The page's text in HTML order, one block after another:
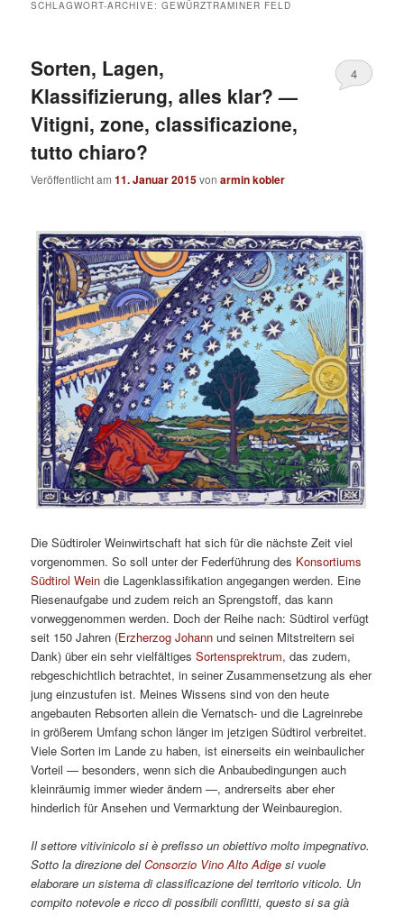
SCHLAGWORT-ARCHIVE:GEWÜRZTRAMINER FELD
Sorten, Lagen,
Klassifizierung, alles klar? —
Vitigni, zone, classificazione,
tutto chiaro?
Veröffentlicht am11. Januar 2015vonarmin kobler
4
Die Südtiroler Weinwirtschaft hat sich für die nächste Zeit viel
vorgenommen. So soll unter der Federführung des Konsortiums
Südtirol Wein die Lagenklassifikation angegangen werden. Eine
Riesenaufgabe und zudem reich an Sprengstoff, das kann
vorweggenommen werden. Doch der Reihe nach: Südtirol verfügt
seit 150 Jahren (Erzherzog Johann und seinen Mitstreitern sei
Dank) über ein sehr vielfältigesSortensprektrum, das zudem,
rebgeschichtlich betrachtet, in seiner Zusammensetzung als eher
jung einzustufen ist. Meines Wissens sind von den heute
angebauten Rebsorten allein die Vernatsch- und die Lagreinrebe
in größerem Umfang schon länger im jetzigen Südtirol verbreitet.
Viele Sorten im Lande zu haben, ist einerseits ein weinbaulicher
Vorteil — besonders, wenn sich die Anbaubedingungen auch
kleinräumig immer wieder ändern —, andrerseits aber eher
hinderlich für Ansehen und Vermarktung der Weinbauregion.
Il settore vitivinicolo si è prefisso un obiettivo molto impegnativo.
Sotto la direzione delConsorzio Vino Alto Adige si vuole
elaborare un sistema di classificazione del territorio viticolo. Un
compito notevole e ricco di possibili conflitti, questo si sa già